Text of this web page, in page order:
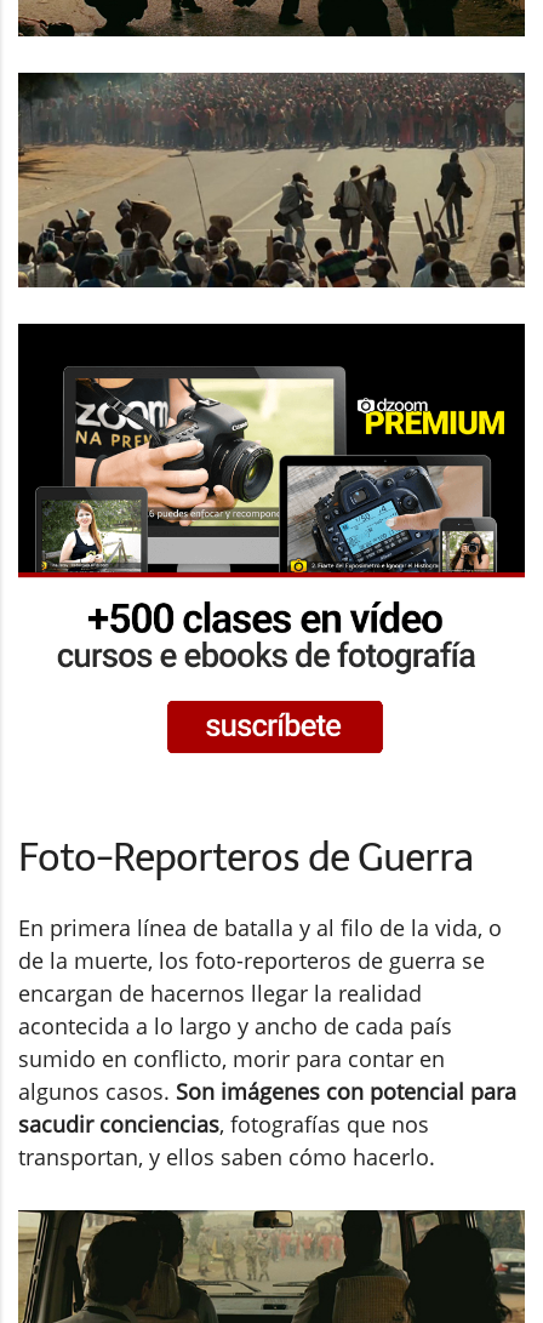
Foto-Reporteros de Guerra
En primera línea de batalla y al filo de la vida, o
de la muerte, los foto-reporteros de guerra se
encargan de hacernos llegar la realidad
acontecida a lo largo y ancho de cada país
sumido en conflicto, morir para contar en
algunos casos. Son imágenes con potencial para
sacudir conciencias, fotografías que nos
transportan, y ellos saben cómo hacerlo.